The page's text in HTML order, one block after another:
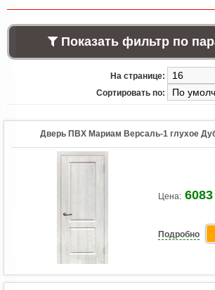
Показать фильтр по
На странице:
Сортировать по:
Дверь ПВХ Мариам Версаль-1 глухое
Цена:
Подробно